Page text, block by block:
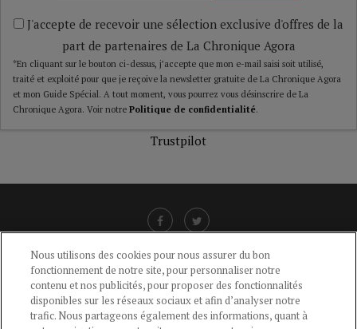
J'accepte de recevoir une sélection exclusive d'offres de la
part de partenaires de La Chronique Agora
*En cliquant sur le bouton ci-dessus, j’accepte que mon e-mail saisi soit utilisé,
traité et exploité pour que je reçoive la newsletter gratuite de La Chronique Agora
et mon Guide Spécial. A tout moment, vous pourrez vous désinscrire de La
Chronique Agora. Voir notre Politique de confidentialité.
Trustpilot
LIENS UTILES
CGU-POLITIQUE DE CONFIDENTIALITÉ -POLITIQUE DES COOKIES
MENTIONS LÉGALES -AIDE
Nous utilisons des cookies pour nous assurer du bon
fonctionnement de notre site, pour personnaliser notre
contenu et nos publicités, pour proposer des fonctionnalités
disponibles sur les réseaux sociaux et afin d’analyser notre
trafic. Nous partageons également des informations, quant à